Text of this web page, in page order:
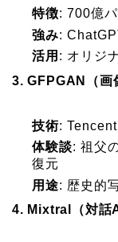
特徴: 700億
強み:
活用 : オリジ
3. GFPGAN（画
技術:
体験談: 祖父
復元
用途: 歴史的
4. Mixtral（対話